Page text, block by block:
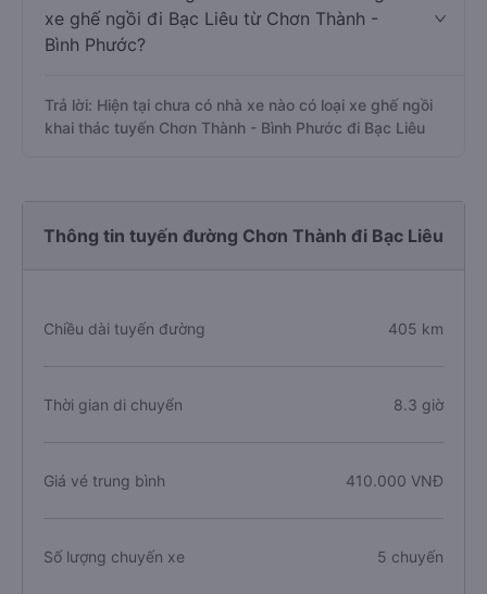
xe ghế ngồi đi Bạc Liêu từ Chơn Thành -
Bình Phước?
Trả lời: Hiện tại chưa có nhà xe nào có loại xe ghế ngồi
khai thác tuyến Chơn Thành - Bình Phước đi Bạc Liêu
Thông tin tuyến đường Chơn Thành đi Bạc Liêu
Chiều dài tuyến đường 405 km
Thời gian di chuyển 8.3 giờ
Giá vé trung bình 410.000 VNĐ
Số lượng chuyến xe 5 chuyến